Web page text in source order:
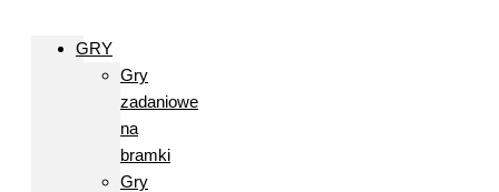
GRY
Gry
zadaniowe
na
bramki
Gry